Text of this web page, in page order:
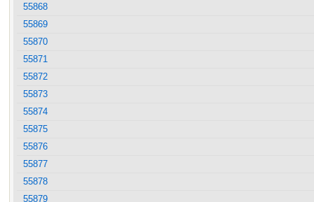
55868
55869
55870
55871
55872
55873
55874
55875
55876
55877
55878
55879